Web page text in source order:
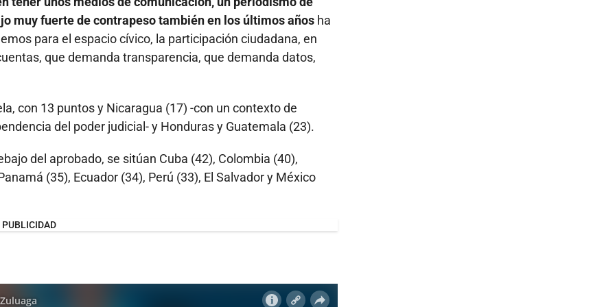
muy fuerte de contrapeso también en los últimos años ha
para el espacio cívico, la participación ciudadana, en
que demanda transparencia, que demanda datos,
con 13 puntos y Nicaragua (17) -con un contexto de
del poder judicial- y Honduras y Guatemala (23).
del aprobado, se sitúan Cuba (42), Colombia (40),
(35), Ecuador (34), Perú (33), El Salvador y México
PUBLICIDAD